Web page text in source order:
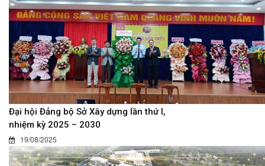
Đại hội Đảng bộ Sở Xây dựng lần thứ I,
nhiệm kỳ 2025 – 2030
19/08/2025